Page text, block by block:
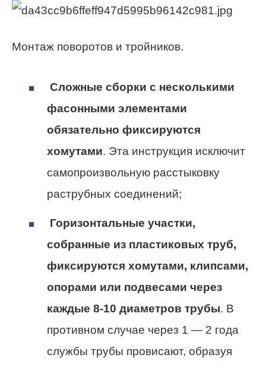
Монтаж поворотов и тройников.
Сложные сборки с несколькими
фасонными элементами
обязательно фиксируются
хомутами. Эта инструкция исключит
самопроизвольную расстыковку
раструбных соединений;
Горизонтальные участки,
собранные из пластиковых труб,
фиксируются хомутами, клипсами,
опорами или подвесами через
каждые 8-10 диаметров трубы. В
противном случае через 1 — 2 года
службы трубы провисают, образуя